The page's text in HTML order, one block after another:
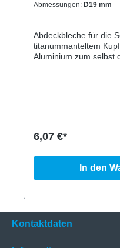
Abmessungen: D19 mm
Abdeckbleche für die
titanummanteltem
Aluminium zum selbst
6,07 €*
In den
Kontaktdaten